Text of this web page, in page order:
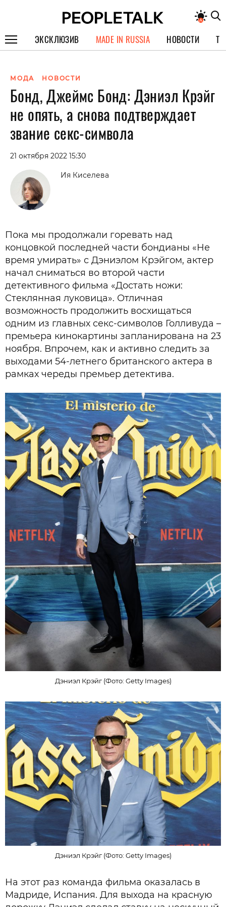
ЭКСКЛЮЗИВ
СПЕЦПРОЕКТЫ
ИНТЕРВЬЮ
ПОКОЛЕНИЕ
MADE IN RUSSIA НОВОСТИ
МОДА НОВОСТИ
Бонд, Джеймс Бонд: Дэниэл Крэйг
не опять, а снова подтверждает
звание секс-символа
21 октября 2022 15:30
Ия Киселева
Пока мы продолжали горевать над
концовкой последней части бондианы «Не
время умирать» с Дэниэлом Крэйгом, актер
начал сниматься во второй части
детективного фильма «Достать ножи:
Стеклянная луковица». Отличная
возможность продолжить восхищаться
одним из главных секс-символов Голливуда –
премьера кинокартины запланирована на 23
ноября. Впрочем, как и активно следить за
выходами 54-летнего британского актера в
рамках череды премьер детектива.
Дэниэл Крэйг (Фото: Getty Images)
Дэниэл Крэйг (Фото: Getty Images)
На этот раз команда фильма оказалась в
Мадриде, Испания. Для выхода на красную